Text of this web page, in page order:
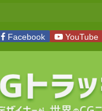
Facebook YouTube